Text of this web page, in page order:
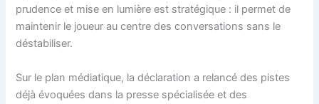
prudence et mise en lumière est stratégique : il permet de
maintenir le joueur au centre des conversations sans le
déstabiliser.
Sur le plan médiatique, la déclaration a relancé des pistes
déjà évoquées dans la presse spécialisée et des